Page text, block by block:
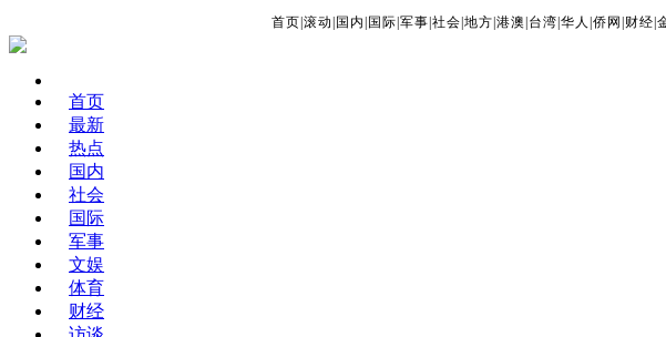
首页 滚动 国内 国际 军事 社会 地方 港澳 台湾 华人 侨网 财经
首页
最新
热点
国内
社会
国际
军事
文娱
体育
财经